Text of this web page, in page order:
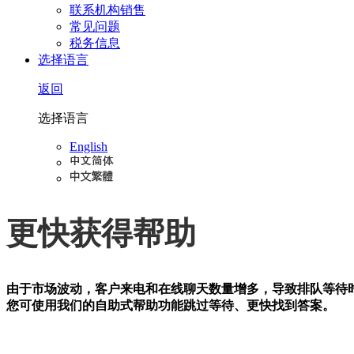
联系机构销售
常见问题
税务信息
选择语言
返回
选择语言
English
更快获得帮助
由于市场波动，客户来电和在线聊天数量增多，导致排队等待
您可使用我们的自助式帮助功能跳过等待、更快找到答案。